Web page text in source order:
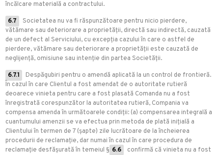
încălcare materială a contractului.
6.7
Societatea nu va fi răspunzătoare pentru nicio pierdere,
vătămare sau deteriorare a proprietății, directă sau indirectă, cauzată
de un defect al Serviciului, cu excepția cazului în care o astfel de
pierdere, vătămare sau deteriorare a proprietății este cauzată de
neglijență, omisiune sau intenție din partea Societății.
6.7.1
Despăgubiri pentru o amendă aplicată la un control de frontieră.
În cazul în care Clientul a fost amendat de o autoritate rutieră
deoarece vinieta pentru care a fost plasată Comanda nu a fost
înregistrată corespunzător la autoritatea rutieră, Compania va
compensa amenda în următoarele condiții: (a) compensarea integrală a
cuantumului amenzii se va efectua prin metoda de plată inițială a
Clientului în termen de 7 (șapte) zile lucrătoare de la încheierea
procedurii de reclamație, dar numai în cazul în care procedura de
reclamație desfășurată în temeiul § 6.6
confirmă că vinieta nu a fost